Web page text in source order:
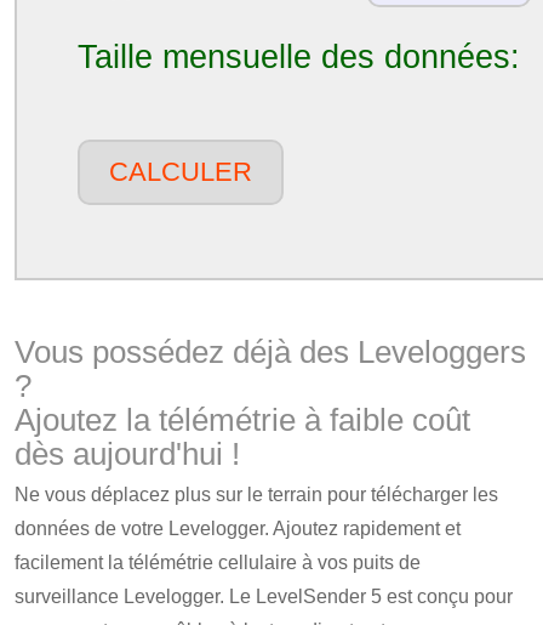
Taille mensuelle des données:
CALCULER
Vous possédez déjà des Leveloggers
?
Ajoutez la télémétrie à faible coût
dès aujourd'hui !
Ne vous déplacez plus sur le terrain pour télécharger les
données de votre Levelogger. Ajoutez rapidement et
facilement la télémétrie cellulaire à vos puits de
surveillance Levelogger. Le LevelSender 5 est conçu pour